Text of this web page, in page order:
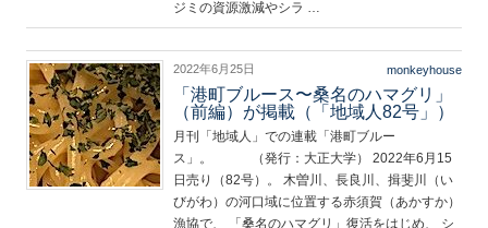
ジミの資源激減やシラ …
2022年6月25日 monkeyhouse
「港町ブルース〜桑名のハマグリ」
（前編）が掲載（「地域人82号」）
月刊「地域人」での連載「港町ブルー
ス」。 （発行：大正大学） 2022年6月15
日売り（82号）。 木曽川、長良川、揖斐川（い
びがわ）の河口域に位置する赤須賀（あかすか）
漁協で、 「桑名のハマグリ」復活をはじめ、 シ